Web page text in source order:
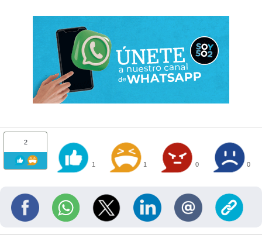
2
1 1 0 0